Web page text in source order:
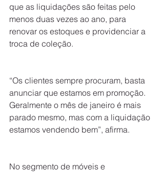
que as liquidações são feitas pelo
menos duas vezes ao ano, para
renovar os estoques e providenciar a
troca de coleção.
“Os clientes sempre procuram, basta
anunciar que estamos em promoção.
Geralmente o mês de janeiro é mais
parado mesmo, mas com a liquidação
estamos vendendo bem”, afirma.
No segmento de móveis e